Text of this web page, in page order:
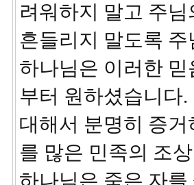
려워하지 말고 주
흔들리지 말도록
하나님은 이러한
부터 원하셨습니다
대해서 분명히 증
를 많은 민족의 조
하나님은 죽은 자